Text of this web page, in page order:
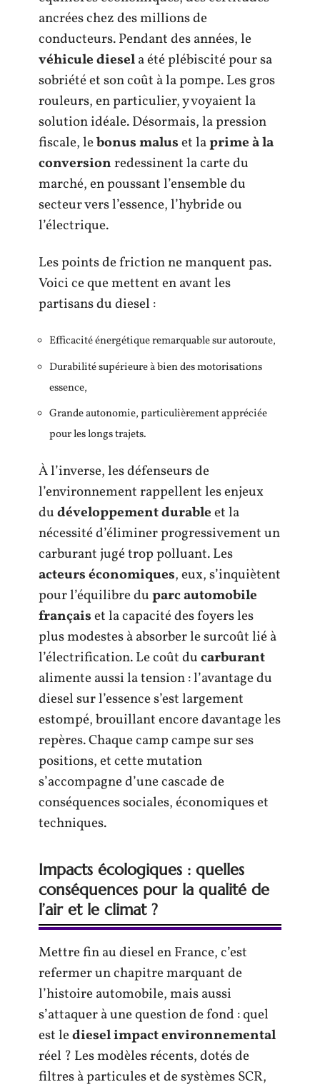
ancrées chez des millions de
conducteurs. Pendant des années, le
véhicule diesela été plébiscité pour sa
sobriété et son coût à la pompe. Les gros
rouleurs, en particulier, y voyaient la
solution idéale. Désormais, la pression
fiscale, lebonus maluset laprime à la
conversionredessinent la carte du
marché, en poussant l’ensemble du
secteur vers l’essence, l’hybride ou
l’électrique.
Les points de friction ne manquent pas.
Voici ce que mettent en avant les
partisans du diesel :
Efficacité énergétique remarquable sur autoroute,
Durabilité supérieure à bien des motorisations
essence,
Grande autonomie, particulièrement appréciée
pour les longs trajets.
À l’inverse, les défenseurs de
l’environnement rappellent les enjeux
dudéveloppement durableet la
nécessité d’éliminer progressivement un
carburant jugé trop polluant. Les
acteurs économiques, eux, s’inquiètent
pour l’équilibre duparc automobile
françaiset la capacité des foyers les
plus modestes à absorber le surcoût lié à
l’électrification. Le coût ducarburant
alimente aussi la tension : l’avantage du
diesel sur l’essence s’est largement
estompé, brouillant encore davantage les
repères. Chaque camp campe sur ses
positions, et cette mutation
s’accompagne d’une cascade de
conséquences sociales, économiques et
techniques.
Impacts écologiques : quelles
conséquences pour la qualité de
l’air et le climat ?
Mettre fin au diesel en France, c’est
refermer un chapitre marquant de
l’histoire automobile, mais aussi
s’attaquer à une question de fond : quel
est lediesel impact environnemental
réel ? Les modèles récents, dotés de
filtres à particules et de systèmes SCR,